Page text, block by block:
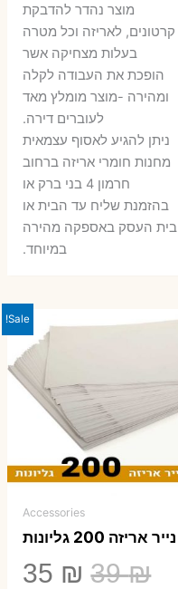
מוצר נהדר להדבקת
קרטונים, לאריזה וכל מטרה
בעלות מצחיקה אשר
הופכת את העבודה לקלה
ומהירה -מוצר מומלץ מאד
לעוברים דירה.
ניתן להגיע לאסוף עצמאית
מחנות חומרי אריזה ברחוב
חרמון 4 בני ברק או
בהזמנת שליח עד הבית או
בית העסק באספקה מהירה
במיוחד.
Sale!
Accessories
נייר אריזה 200 גליונות
39₪
המחיר
35 ₪